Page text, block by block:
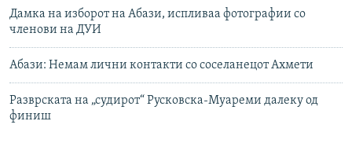
Дамка на изборот на Абази, испливаа фотографии со
членови на ДУИ
Абази: Немам лични контакти со соселанецот Ахмети
Разврската на „судирот“ Русковска-Муареми далеку од
финиш